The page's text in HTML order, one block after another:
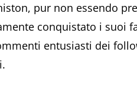
pur non essendo
conquistato i suoi
entusiasti dei